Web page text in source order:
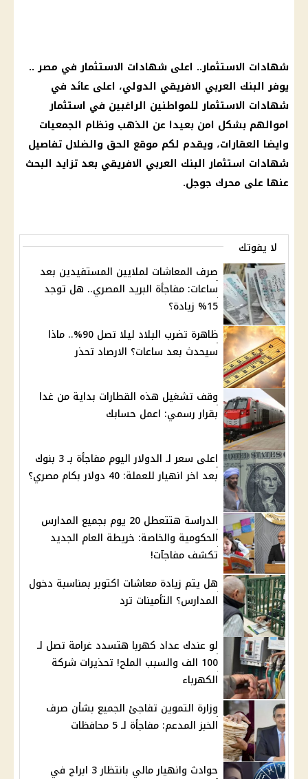
شهادات الاستثمار.. اعلى شهادات الاستثمارفي مصر ..
يوفرالبنك العربي الافريقي الدولي، اعلى عائد في
شهادات الاستثمارللمواطنين الراغبين في استثمار
اموالهم بشكل امن بعيدا عن الذهب ونظام الجمعيات
وايضا العقارات، ويقدم لكم موقع الحق والضلال تفاصيل
شهادات استثمار البنك العربي الافريقي بعد تزايد البحث
عنها على محرك جوجل.
لا يفوتك
صرف المعاشات لملايين المستفيدين بعد
ساعات: مفاجأة البريد المصري.. هل توجد
15% زيادة؟
ظاهرة تضرب البلاد ليلا تصل 90%.. ماذا
سيحدث بعد ساعات؟ الارصاد تحذر
وقف تشغيل هذه القطارات بداية من غدا
بقرار رسمي: اعمل حسابك
اعلى سعر لـ الدولار اليوم مفاجأة بـ 3 بنوك
بعد اخر انهيار للعملة: 40 دولار بكام مصري؟
الدراسة هتتعطل 20 يوم بجميع المدارس
الحكومية والخاصة: خريطة العام الجديد
تكشف مفاجآت!
هل يتم زيادة معاشات اكتوبر بمناسبة دخول
المدارس؟ التأمينات ترد
لو عندك عداد كهربا هتسدد غرامة تصل لـ
100 الف والسبب الملح! تحذيرات شركة
الكهرباء
وزارة التموين تفاجئ الجميع بشأن صرف
الخبز المدعم: مفاجأة لـ 5 محافظات
حوادث وانهيار مالي بانتظار 3 ابراج في